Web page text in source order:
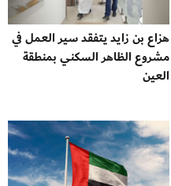
هزاع بن زايد يتفقد سير العمل في
مشروع الظاهر السكني بمنطقة
العين